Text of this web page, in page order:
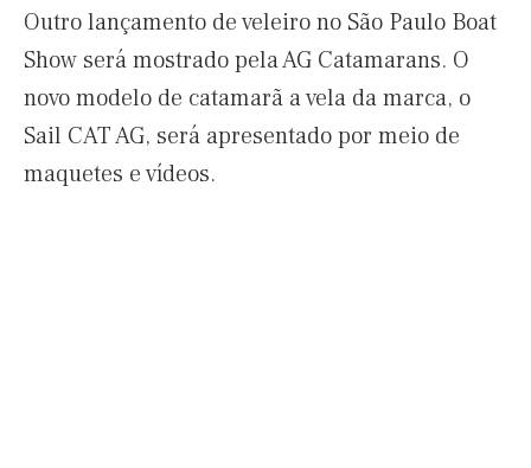
Outro lançamento de veleiro no São Paulo Boat
Show será mostrado pela AG Catamarans. O
novo modelo de catamarã a vela da marca, o
Sail CAT AG, será apresentado por meio de
maquetes e vídeos.